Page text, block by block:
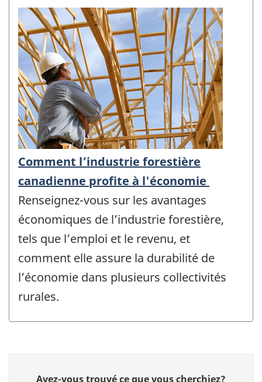
Comment l’industrie forestière
canadienne profite à l'économie
Renseignez-vous sur les avantages
économiques de l’industrie forestière,
tels que l’emploi et le revenu, et
comment elle assure la durabilité de
l’économie dans plusieurs collectivités
rurales.
Donnez
Avez-vous trouvé ce que vous cherchiez?